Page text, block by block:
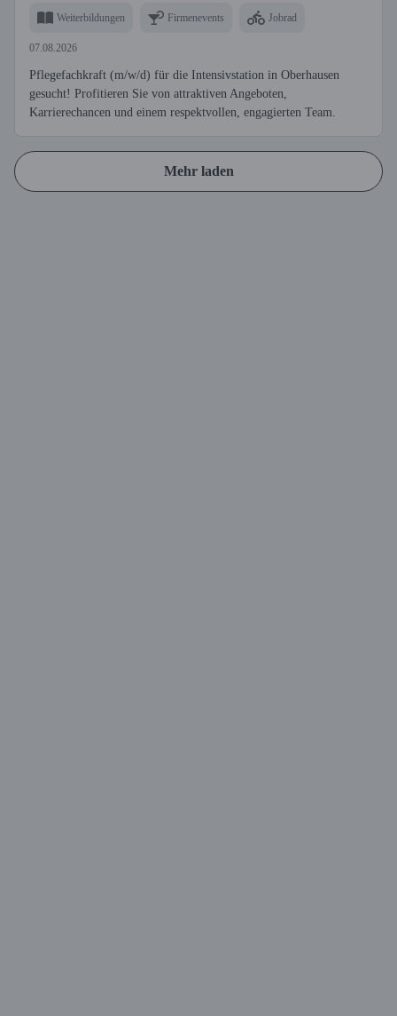
Weiterbildungen Firmenevents Jobrad
07.08.2026
Pflegefachkraft (m/w/d) für die Intensivstation in Oberhausen
gesucht! Profitieren Sie von attraktiven Angeboten,
Karrierechancen und einem respektvollen, engagierten Team.
Mehr laden